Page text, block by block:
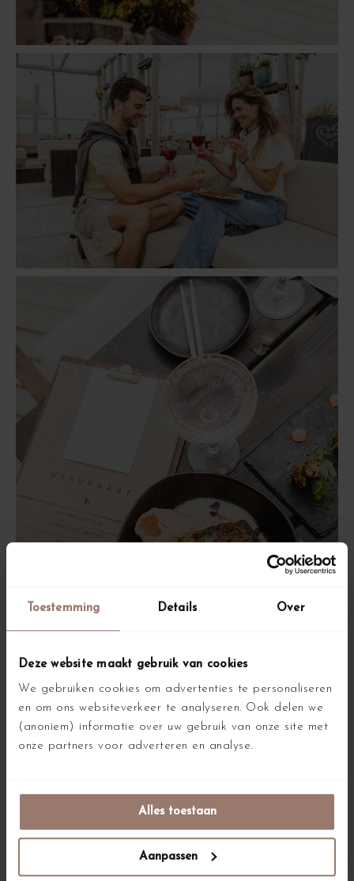
Toestemming Details Over
Deze website maakt gebruik van cookies
We gebruiken cookies om advertenties te personaliseren
en om ons websiteverkeer te analyseren. Ook delen we
(anoniem) informatie over uw gebruik van onze site met
onze partners voor adverteren en analyse.
Alles toestaan
Aanpassen